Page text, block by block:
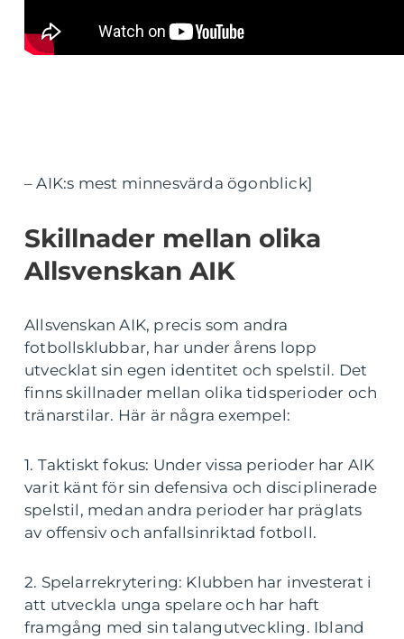
– AIK:s mest minnesvärda ögonblick]
Skillnader mellan olika
Allsvenskan AIK
Allsvenskan AIK, precis som andra
fotbollsklubbar, har under årens lopp
utvecklat sin egen identitet och spelstil. Det
finns skillnader mellan olika tidsperioder och
tränarstilar. Här är några exempel:
1. Taktiskt fokus: Under vissa perioder har AIK
varit känt för sin defensiva och disciplinerade
spelstil, medan andra perioder har präglats
av offensiv och anfallsinriktad fotboll.
2. Spelarrekrytering: Klubben har investerat i
att utveckla unga spelare och har haft
framgång med sin talangutveckling. Ibland